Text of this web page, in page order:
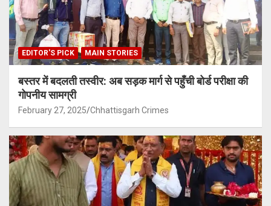
EDITOR'S PICK MAIN STORIES
बस्तर में बदलती तस्वीर: अब सड़क मार्ग से पहुँची बोर्ड परीक्षा की
गोपनीय सामग्री
February 27, 2025 Chhattisgarh Crimes